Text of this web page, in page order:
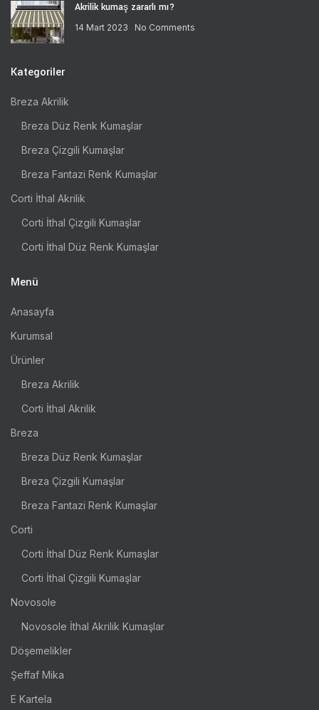
Akrilik kumaş zararlı mı?
14 Mart 2023 No Comments
Kategoriler
Breza Akrilik
Breza Düz Renk Kumaşlar
Breza Çizgili Kumaşlar
Breza Fantazi Renk Kumaşlar
Corti İthal Akrilik
Corti İthal Çizgili Kumaşlar
Corti İthal Düz Renk Kumaşlar
Menü
Anasayfa
Kurumsal
Ürünler
Breza Akrilik
Corti İthal Akrilik
Breza
Breza Düz Renk Kumaşlar
Breza Çizgili Kumaşlar
Breza Fantazi Renk Kumaşlar
Corti
Corti İthal Düz Renk Kumaşlar
Corti İthal Çizgili Kumaşlar
Novosole
Novosole İthal Akrilik Kumaşlar
Döşemelikler
Şeffaf Mika
E Kartela